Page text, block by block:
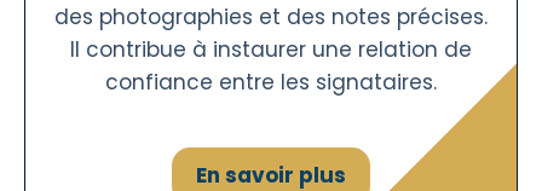
des photographies et des notes précises.
Il contribue à instaurer une relation de
confiance entre les signataires.
En savoir plus